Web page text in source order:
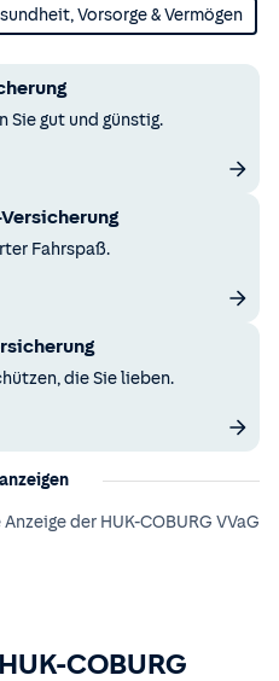
Vorsorge & Vermögen
Sie gut und günstig.
Fahrspaß.
die Sie lieben.
Anzeige der HUK-COBURG VVaG
COBURG